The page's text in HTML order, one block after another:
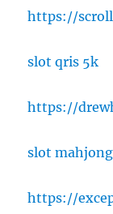
https://
slot qris 5k
https://
slot mahjong
https://